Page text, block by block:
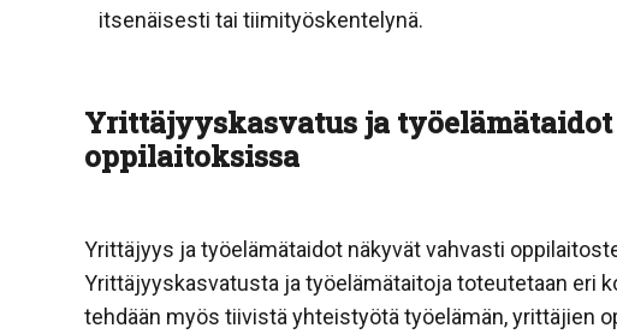
itsenäisesti tai tiimityöskentelynä.
Yrittäjyyskasvatus ja työelämätaidot
oppilaitoksissa
Yrittäjyys ja työelämätaidot näkyvät vahvasti
Yrittäjyyskasvatusta ja työelämätaitoja toteutetaan eri
tehdään myös tiivistä yhteistyötä työelämän, yrittäjien